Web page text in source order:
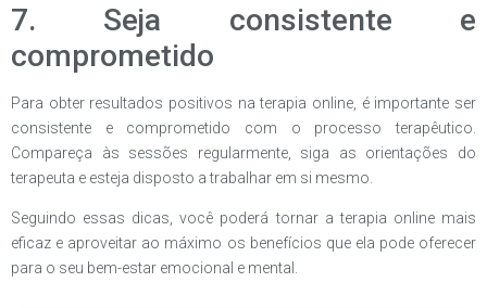
7. Seja consistente e
comprometido
Para obter resultados positivos na terapia online, é importante ser
consistente e comprometido com o processo terapêutico.
Compareça às sessões regularmente, siga as orientações do
terapeuta e esteja disposto a trabalhar em si mesmo.
Seguindo essas dicas, você poderá tornar a terapia online mais
eficaz e aproveitar ao máximo os benefícios que ela pode oferecer
para o seu bem-estar emocional e mental.